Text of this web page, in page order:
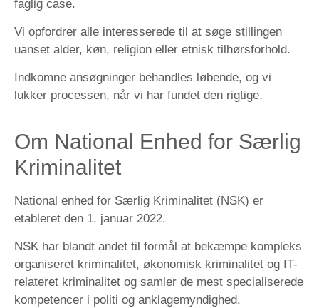
faglig case.
Vi opfordrer alle interesserede til at søge stillingen
uanset alder, køn, religion eller etnisk tilhørsforhold.
Indkomne ansøgninger behandles løbende, og vi
lukker processen, når vi har fundet den rigtige.
Om National Enhed for Særlig
Kriminalitet
National enhed for Særlig Kriminalitet (NSK) er
etableret den 1. januar 2022.
NSK har blandt andet til formål at bekæmpe kompleks
organiseret kriminalitet, økonomisk kriminalitet og IT-
relateret kriminalitet og samler de mest specialiserede
kompetencer i politi og anklagemyndighed.